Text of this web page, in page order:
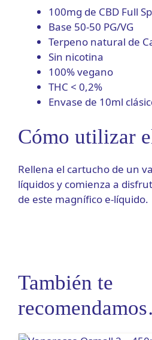
100mg de CBD Full
Base 50-50 PG/VG
Terpeno natural de
Sin nicotina
100% vegano
THC < 0,2%
Envase de 10ml
Cómo utilizar
Rellena el cartucho de un
líquidos y comienza a
de este magnífico e-líquido.
También te